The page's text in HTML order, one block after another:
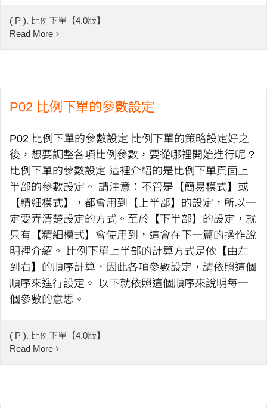
( P ). 比例下單【4.0版】
Read More
P02 比例下單的參數設定
P02 比例下單的參數設定 比例下單的策略設定好之
後，想要調整各項比例參數，要從哪裡開始進行呢 ?
比例下單的參數設定 這裡介紹的是比例下單頁面上
半部的參數設定。 請注意：不管是【簡易模式】或
【精細模式】，都會用到【上半部】的設定，所以一
定要弄清楚設定的方式。至於【下半部】的設定，就
只有【精細模式】會使用到，這會在下一篇的操作說
明裡介紹。 比例下單上半部的計算方式是依【由左
到右】的順序計算，因此各項參數設定，請依照這個
順序來進行設定。 以下就依照這個順序來說明每一
個參數的意思。
( P ). 比例下單【4.0版】
Read More